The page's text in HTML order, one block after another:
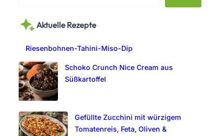
r
Aktuelle Rezepte
Riesenbohnen-Tahini-Miso-Dip
Schoko Crunch Nice Cream aus
Süßkartoffel
Gefüllte Zucchini mit würzigem
Tomatenreis, Feta, Oliven &